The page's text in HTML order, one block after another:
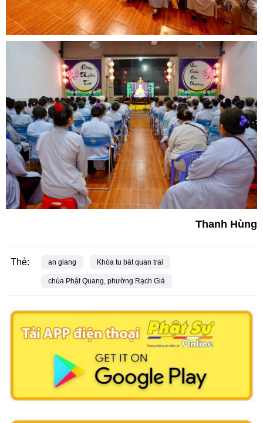
Thanh Hùng
Thẻ: an giang Khóa tu bát quan trai
chùa Phật Quang, phường Rạch Giá